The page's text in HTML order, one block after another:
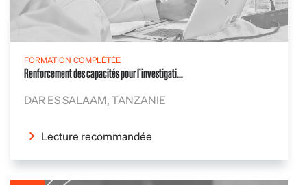
FORMATION COMPLÉTÉE
Renforcement des capacités pour l’investigati...
DAR ES SALAAM, TANZANIE
Lecture recommandée